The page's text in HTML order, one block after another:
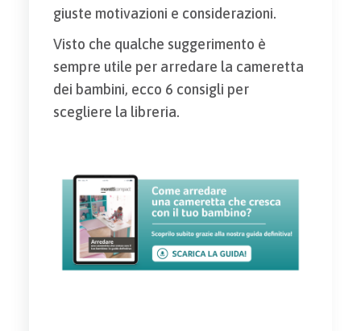
giuste motivazioni e considerazioni.
Visto che qualche suggerimento è
sempre utile per arredare la cameretta
dei bambini, ecco 6 consigli per
scegliere la libreria.